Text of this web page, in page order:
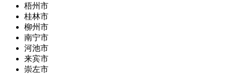
梧州市
桂林市
柳州市
南宁市
河池市
来宾市
崇左市